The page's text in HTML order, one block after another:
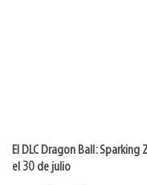
El DLC Dragon Ball:
el 30 de julio